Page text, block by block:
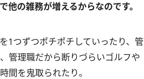
他の雑務が増えるからなのです。
1つずつポチポチしていったり、管
管理職だから断りづらいゴルフや
間を鬼取られたり。